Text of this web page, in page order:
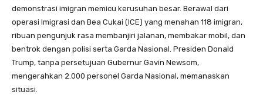
demonstrasi imigran memicu kerusuhan besar. Berawal dari
operasi Imigrasi dan Bea Cukai (ICE) yang menahan 118 imigran,
ribuan pengunjuk rasa membanjiri jalanan, membakar mobil, dan
bentrok dengan polisi serta Garda Nasional. Presiden Donald
Trump, tanpa persetujuan Gubernur Gavin Newsom,
mengerahkan 2.000 personel Garda Nasional, memanaskan
situasi.